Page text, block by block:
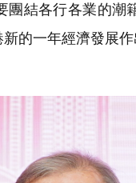
結各行各業的
的一年經濟發展作